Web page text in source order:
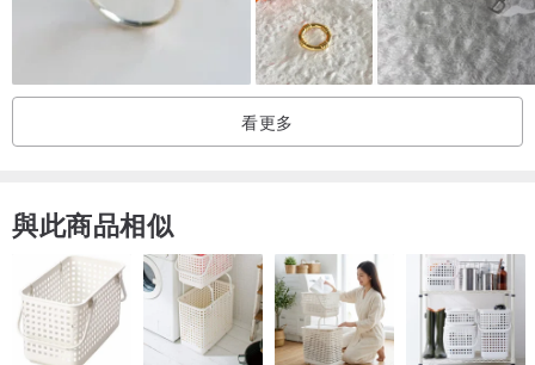
如果您喜欢我们的手写字体（例如在产品卡中），您可以在戒指内留
下您的首字母或秘密单词。 在将产品添加到购物车之前，只需将它们
留在"雕刻"行中即可。 请注意，此服务最多可提供五个字符。
看更多
與此商品相似